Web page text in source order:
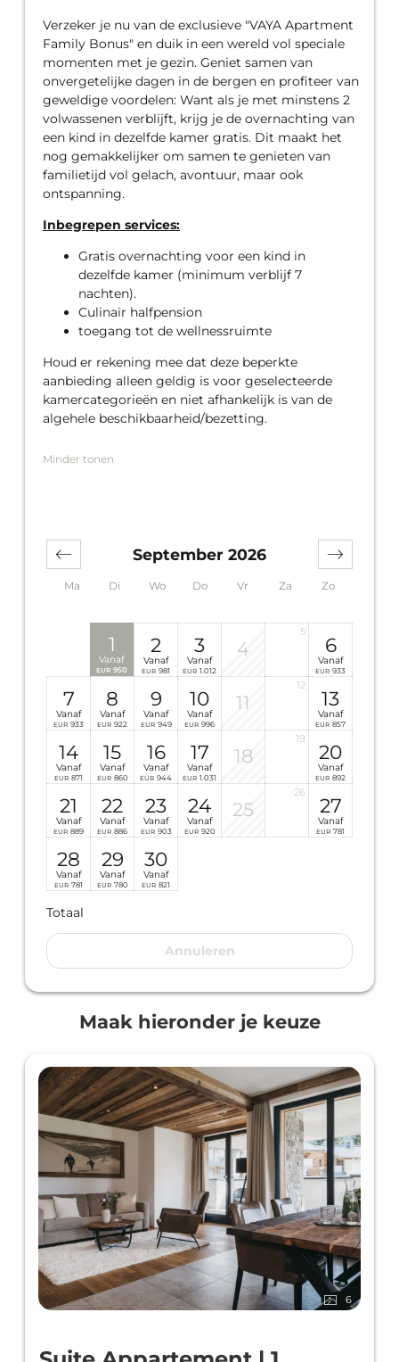
Verzeker je nu van de exclusieve "VAYA Apartment
Family Bonus" en duik in een wereld vol speciale
momenten met je gezin. Geniet samen van
onvergetelijke dagen in de bergen en profiteer van
geweldige voordelen: Want als je met minstens 2
volwassenen verblijft, krijg je de overnachting van
een kind in dezelfde kamer gratis. Dit maakt het
nog gemakkelijker om samen te genieten van
familietijd vol gelach, avontuur, maar ook
ontspanning.
Inbegrepen services:
Gratis overnachting voor een kind in
dezelfde kamer (minimum verblijf 7
nachten).
Culinair halfpension
toegang tot de wellnessruimte
Houd er rekening mee dat deze beperkte
aanbieding alleen geldig is voor geselecteerde
kamercategorieën en niet afhankelijk is van de
algehele beschikbaarheid/bezetting.
Minder tonen
Ma Di Wo Do Vr Za Zo
September 2026
1
Vanaf
EUR 950
2
Vanaf
EUR 981
3
Vanaf
EUR 1.012
4
5
6
Vanaf
EUR 933
7
Vanaf
EUR 933
8
Vanaf
EUR 922
9
Vanaf
EUR 949
10
Vanaf
EUR 996
11
12
13
Vanaf
EUR 857
14
Vanaf
EUR 871
15
Vanaf
EUR 860
16
Vanaf
EUR 944
17
Vanaf
EUR 1.031
18
19
20
Vanaf
EUR 892
21
Vanaf
EUR 889
22
Vanaf
EUR 886
23
Vanaf
EUR 903
24
Vanaf
EUR 920
25
26
27
Vanaf
EUR 781
28
Vanaf
EUR 781
29
Vanaf
EUR 780
30
Vanaf
EUR 821
Totaal
Annuleren
Maak hieronder je keuze
6